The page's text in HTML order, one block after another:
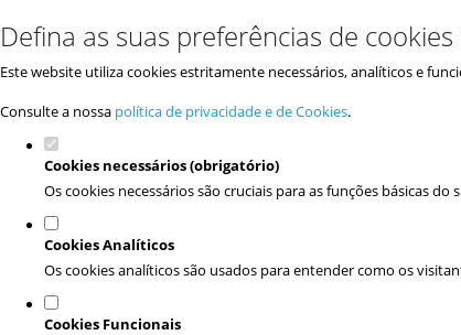
Defina as suas preferências de
Este website utiliza cookies estritamente necessários, analíticos e
Consulte a nossa política de privacidade e de Cookies.
Cookies necessários (obrigatório)
Os cookies necessários são cruciais para as funções básicas
Cookies Analíticos
Os cookies analíticos são usados para entender como os
Cookies Funcionais